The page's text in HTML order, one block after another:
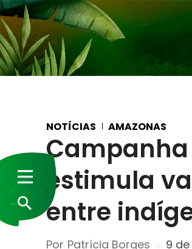
NOTÍCIAS AMAZONAS
estimula
entre
Por Patrícia Borges 9